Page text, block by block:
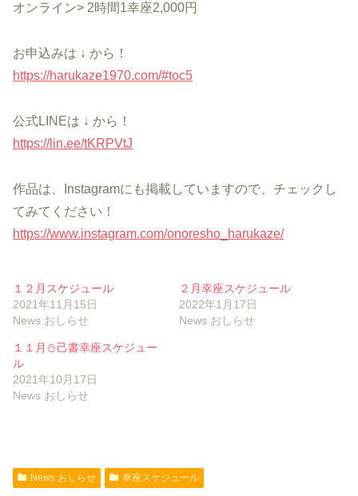
オンライン> 2時間1幸座2,000円
お申込みは ↓ から！
https://harukaze1970.com/#toc5
公式LINEは ↓ から！
https://lin.ee/tKRPVtJ
作品は、Instagramにも掲載していますので、チェックし
てみてください！
https://www.instagram.com/onoresho_harukaze/
１２月スケジュール
2021年11月15日
News おしらせ
２月幸座スケジュール
2022年1月17日
News おしらせ
１１月⛄己書幸座スケジュー
ル
2021年10月17日
News おしらせ
News おしらせ 幸座スケジュール